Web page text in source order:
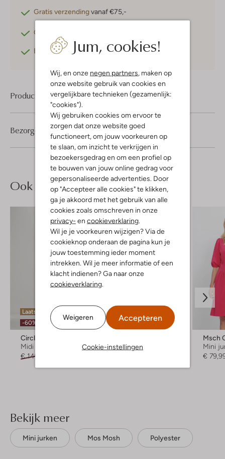
Jum, cookies!
Wij, en onze negen partners , maken op
onze website gebruik van cookies en
vergelijkbare technieken (gezamenlijk:
"cookies").
Wij gebruiken cookies om ervoor te
zorgen dat onze website goed
functioneert, om jouw voorkeuren op
te slaan, om inzicht te verkrijgen in
bezoekersgedrag en om een profiel op
te bouwen van jouw online gedrag voor
gepersonaliseerde advertenties. Door
op "Accepteer alle cookies" te klikken,
ga je akkoord met het gebruik van alle
cookies zoals omschreven in onze
privacy- en cookieverklaring
Wil je je voorkeuren wijzigen? Via de
cookieknop onderaan de pagina kun je
jouw toestemming ieder moment
intrekken. Wil je meer informatie of een
klacht indienen? Ga naar onze
cookieverklaring
Weigeren Accepteren
Cookie-instellingen
Gratis verzendingvanaf €75,-
Gratis retourneren
Betaal achterafmet Klarna
Product informatie
Bezorgen & retourneren
Ook iets voor jou?
Laatste maten
-60%
Circle Of Trust
Midi jurk
€ 149,95
-60%
Mini jurk
Msch
Mini
€
Bekijk meer
Mini jurken Mos Mosh Polyester